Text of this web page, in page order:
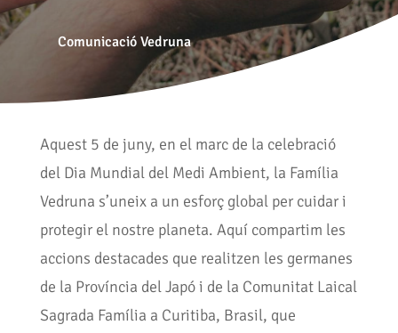
Comunicació Vedruna
Aquest 5 de juny, en el marc de la celebració
del Dia Mundial del Medi Ambient, la Família
Vedruna s’uneix a un esforç global per cuidar i
protegir el nostre planeta. Aquí compartim les
accions destacades que realitzen les germanes
de la Província del Japó i de la Comunitat Laical
Sagrada Família a Curitiba, Brasil, que